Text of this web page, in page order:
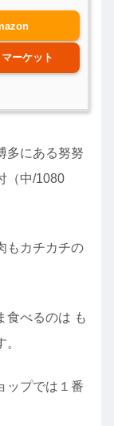
ーケット
多にある努努
（中/1080
もカチカチの
食べるのは も
ップでは１番